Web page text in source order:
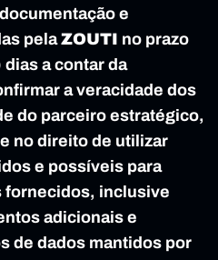
e
pela ZOUTI no prazo
a contar da
a veracidade dos
do parceiro estratégico,
no direito de utilizar
e possíveis para
fornecidos, inclusive
adicionais e
de dados mantidos por